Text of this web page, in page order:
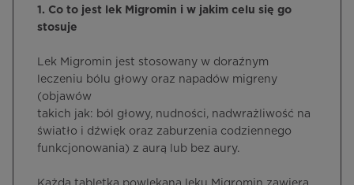
1. Co to jest lek Migromin i w jakim celu się go
stosuje
Lek Migromin jest stosowany w doraźnym
leczeniu bólu głowy oraz napadów migreny
(objawów
takich jak: ból głowy, nudności, nadwrażliwość na
światło i dźwięk oraz zaburzenia codziennego
funkcjonowania) z aurą lub bez aury.